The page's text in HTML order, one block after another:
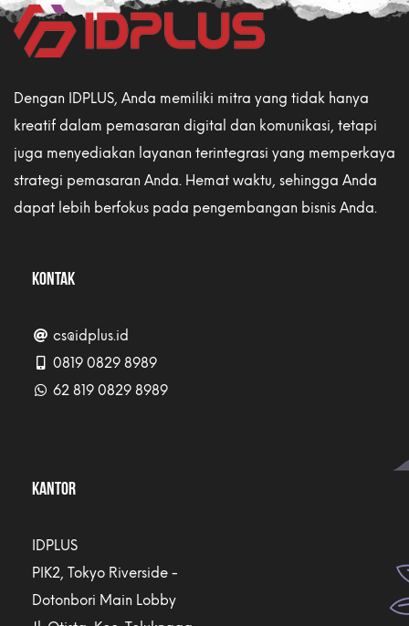
Dengan IDPLUS, Anda memiliki mitra yang tidak hanya
kreatif dalam pemasaran digital dan komunikasi, tetapi
juga menyediakan layanan terintegrasi yang memperkaya
strategi pemasaran Anda. Hemat waktu, sehingga Anda
dapat lebih berfokus pada pengembangan bisnis Anda.
KONTAK
cs@idplus.id
0819 0829 8989
62 819 0829 8989
KANTOR
IDPLUS
PIK2, Tokyo Riverside -
Dotonbori Main Lobby